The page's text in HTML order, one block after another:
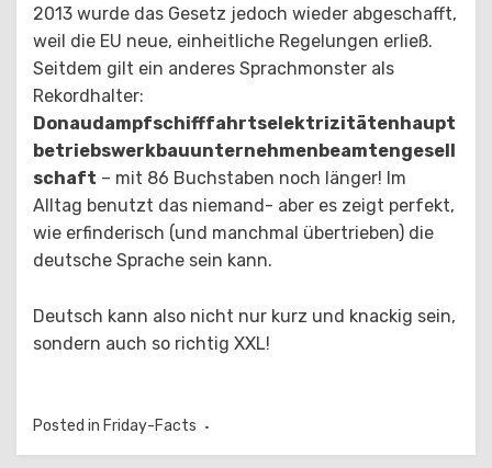
2013 wurde das Gesetz jedoch wieder abgeschafft,
weil die EU neue, einheitliche Regelungen erließ.
Seitdem gilt ein anderes Sprachmonster als
Rekordhalter:
Donaudampfschifffahrtselektrizitätenhaupt
betriebswerkbauunternehmenbeamtengesell
schaft – mit 86 Buchstaben noch länger! Im
Alltag benutzt das niemand- aber es zeigt perfekt,
wie erfinderisch (und manchmal übertrieben) die
deutsche Sprache sein kann.
Deutsch kann also nicht nur kurz und knackig sein,
sondern auch so richtig XXL!
Posted in Friday-Facts